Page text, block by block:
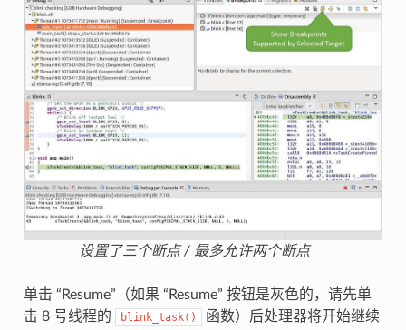
设置了三个断点 / 最多允许两个断点
单击 “Resume”（如果 “Resume” 按钮是灰色的，请先单
击 8 号线程的
blink_task()
函数）后处理器将开始继续